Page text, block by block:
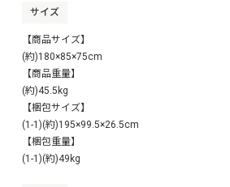
サイズ
【商品サイズ】
(約)180×85×75cm
【商品重量】
(約)45.5kg
【梱包サイズ】
(1-1)(約)195×99.5×26.5cm
【梱包重量】
(1-1)(約)49kg